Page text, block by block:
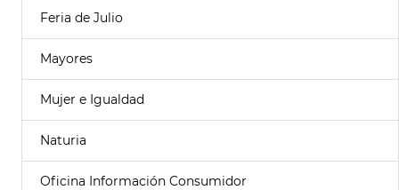
Feria de Julio
Mayores
Mujer e Igualdad
Naturia
Oficina Información Consumidor